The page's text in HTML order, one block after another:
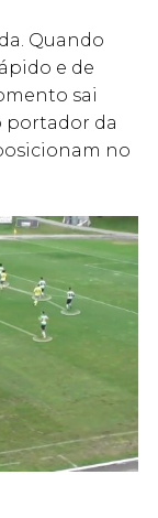
Quando
e de
sai
portador da
no